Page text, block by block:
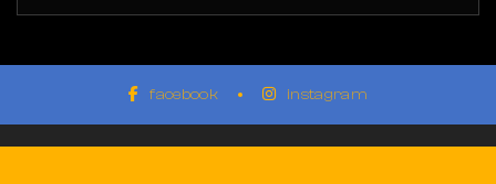
facebook instagram